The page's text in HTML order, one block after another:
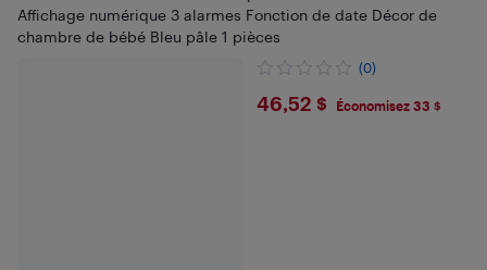
Affichage numérique 3 alarmes Fonction de date Décor de
chambre de bébé Bleu pâle 1 pièces
(0)
$46.52
46,52 $ Économisez 33 $